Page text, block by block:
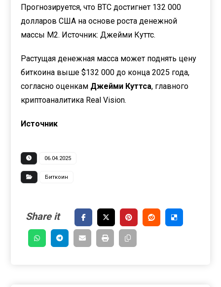
Прогнозируется, что BTC достигнет 132 000
долларов США на основе роста денежной
массы M2. Источник: Джейми Куттс.
Растущая денежная масса может поднять цену
биткоина выше $132 000 до конца 2025 года,
согласно оценкам Джейми Куттса, главного
криптоаналитика Real Vision.
Источник
06.04.2025
Биткоин